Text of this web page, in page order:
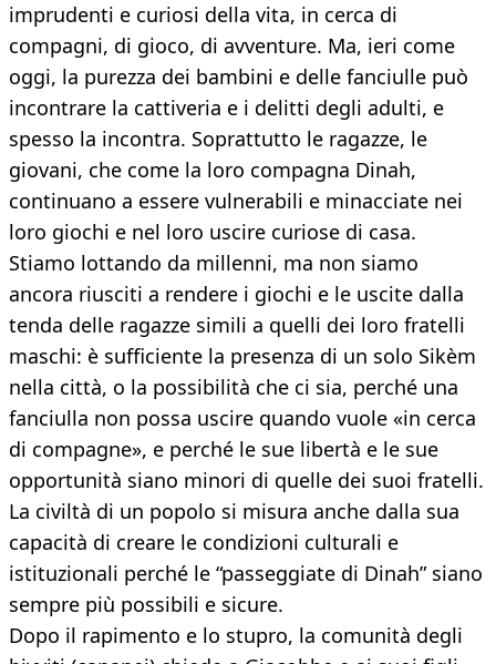
imprudenti e curiosi della vita, in cerca di
compagni, di gioco, di avventure. Ma, ieri come
oggi, la purezza dei bambini e delle fanciulle può
incontrare la cattiveria e i delitti degli adulti, e
spesso la incontra. Soprattutto le ragazze, le
giovani, che come la loro compagna Dinah,
continuano a essere vulnerabili e minacciate nei
loro giochi e nel loro uscire curiose di casa.
Stiamo lottando da millenni, ma non siamo
ancora riusciti a rendere i giochi e le uscite dalla
tenda delle ragazze simili a quelli dei loro fratelli
maschi: è sufficiente la presenza di un solo Sikèm
nella città, o la possibilità che ci sia, perché una
fanciulla non possa uscire quando vuole «in cerca
di compagne», e perché le sue libertà e le sue
opportunità siano minori di quelle dei suoi fratelli.
La civiltà di un popolo si misura anche dalla sua
capacità di creare le condizioni culturali e
istituzionali perché le “passeggiate di Dinah” siano
sempre più possibili e sicure.
Dopo il rapimento e lo stupro, la comunità degli